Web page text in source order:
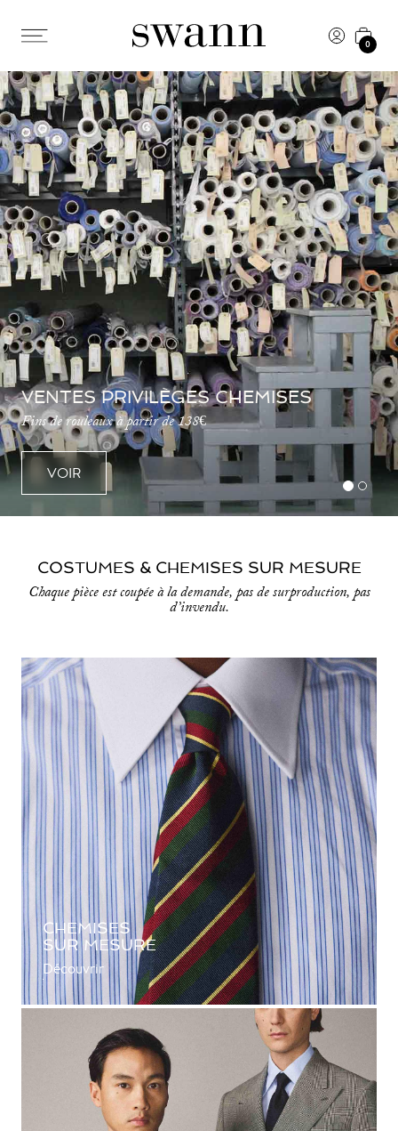
0
VENTES PRIVILÈGES CHEMISES
Fins de rouleaux à partir de 138€
VOIR
COSTUMES & CHEMISES SUR MESURE
Chaque pièce est coupée à la demande, pas de surproduction, pas
d’invendu.
CHEMISES
SUR MESURE
Découvrir